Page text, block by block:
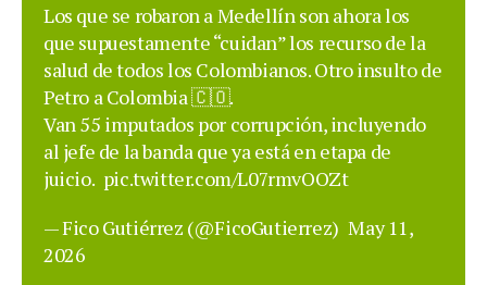
Los que se robaron a Medellín son ahora los
que supuestamente “cuidan” los recurso de la
salud de todos los Colombianos. Otro insulto de
Petro a Colombia 🇨🇴.
Van 55 imputados por corrupción, incluyendo
al jefe de la banda que ya está en etapa de
juicio. pic.twitter.com/L07rmvOOZt
— Fico Gutiérrez (@FicoGutierrez) May 11,
2026